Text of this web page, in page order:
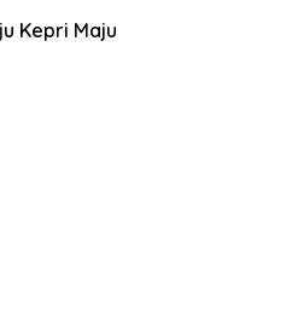
Kepri Maju